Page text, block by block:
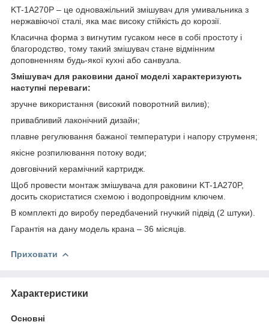
KT-1A270P – це одноважільний змішувач для умивальника з
нержавіючої сталі, яка має високу стійкість до корозії.
Класична форма з вигнутим гусаком несе в собі простоту і
благородство, тому такий змішувач стане відмінним
доповненням будь-якої кухні або санвузла.
Змішувач для раковини даної моделі характеризують
наступні переваги:
зручне використання (високий поворотний вилив);
привабливий лаконічний дизайн;
плавне регулювання бажаної температури і напору струменя;
якісне розпилювання потоку води;
довговічний керамічний картридж.
Щоб провести монтаж змішувача для раковини KT-1A270P,
досить скористатися схемою і водопровідним ключем.
В комплекті до виробу передбачений гнучкий підвід (2 штуки).
Гарантія на дану модель крана – 36 місяців.
Приховати
Характеристики
Основні